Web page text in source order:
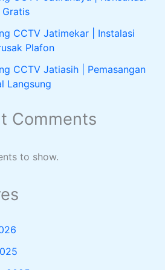
Gratis
CCTV Jatimekar | Instalasi
Plafon
CCTV Jatiasih | Pemasangan
Langsung
Comments
to show.